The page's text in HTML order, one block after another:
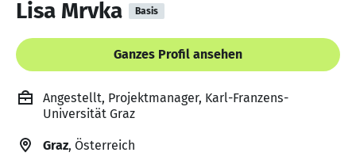
Lisa Mrvka Basis
Ganzes Profil ansehen
Angestellt, Projektmanager, Karl-Franzens-
Universität Graz
Graz, Österreich